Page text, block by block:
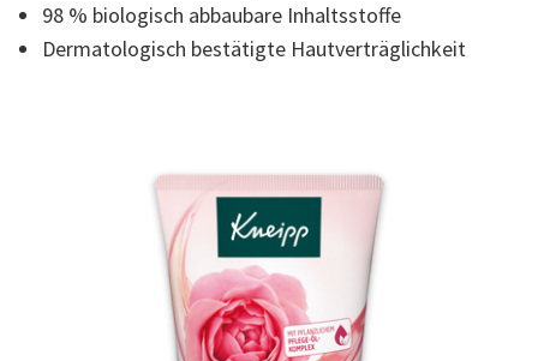
98 % biologisch abbaubare Inhaltsstoffe
Dermatologisch bestätigte Hautverträglichkeit